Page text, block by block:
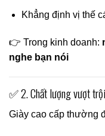
Khẳng định vị thế
👉 Trong kinh doanh:
nghe bạn nói
✅ 2. Chất lượng vượt
Giày cao cấp thường